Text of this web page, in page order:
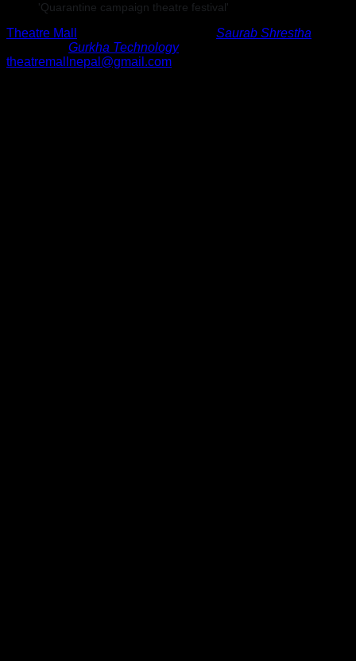
'Quarantine campaign theatre festival'
Theatre Mall Saurab Shrestha
Gurkha Technology
theatremallnepal@gmail.com